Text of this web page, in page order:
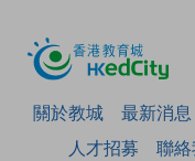
關於教城 最新消息
人才招募
聯